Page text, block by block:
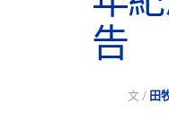
告
文 / 田